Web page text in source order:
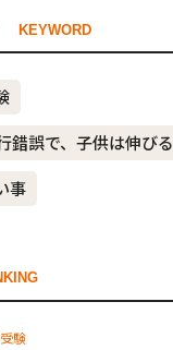
KEYWORD
錯誤で、子供は伸びる
事
験